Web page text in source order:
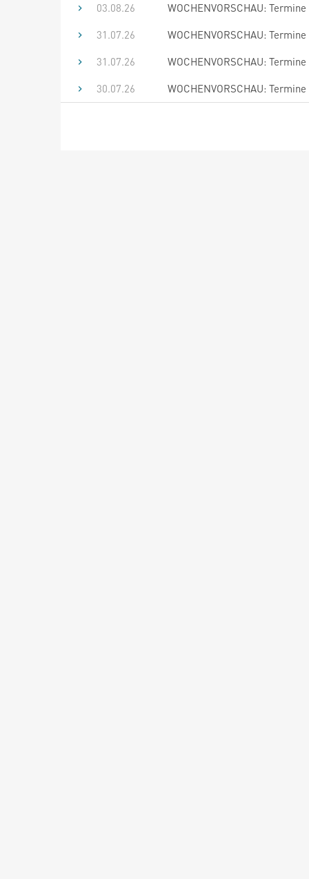
03.08.26
WOCHENVORSCHAU:
31.07.26
WOCHENVORSCHAU:
31.07.26
WOCHENVORSCHAU:
30.07.26
WOCHENVORSCHAU: